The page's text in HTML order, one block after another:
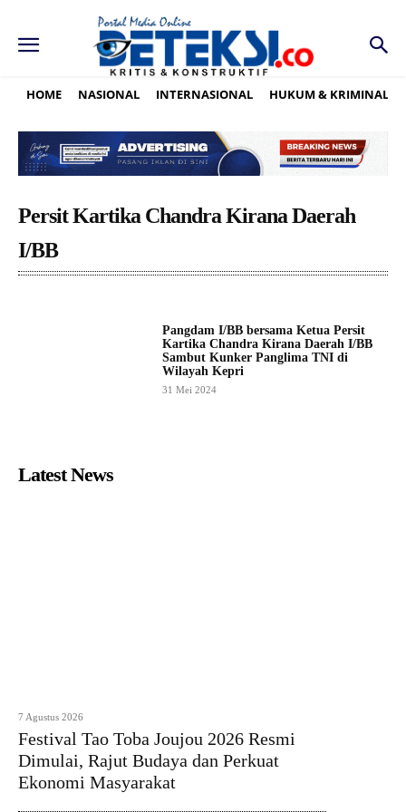
HOME NASIONAL INTERNASIONAL HUKUM & KRIMINAL
Persit Kartika Chandra Kirana Daerah
I/BB
Pangdam I/BB bersama Ketua Persit
Kartika Chandra Kirana Daerah I/BB
Sambut Kunker Panglima TNI di
Wilayah Kepri
31 Mei 2024
Latest News
7 Agustus 2026
Festival Tao Toba Joujou 2026 Resmi
Dimulai, Rajut Budaya dan Perkuat
Ekonomi Masyarakat